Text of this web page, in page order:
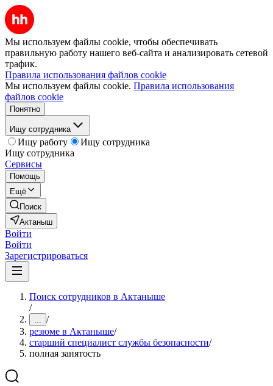
Мы используем файлы cookie, чтобы обеспечивать
правильную работу нашего веб-сайта и анализировать сетевой
трафик.
Правила использования файлов cookie
Мы используем файлы cookie. Правила использования
файлов cookie
Понятно
Ищу сотрудника
Ищу работу
Ищу сотрудника
Ищу сотрудника
Сервисы
Помощь
Ещё
Поиск
Актаныш
Войти
Войти
Зарегистрироваться
Поиск сотрудников в Актаныше
/
... /
резюме в Актаныше/
старший специалист службы безопасности/
полная занятость